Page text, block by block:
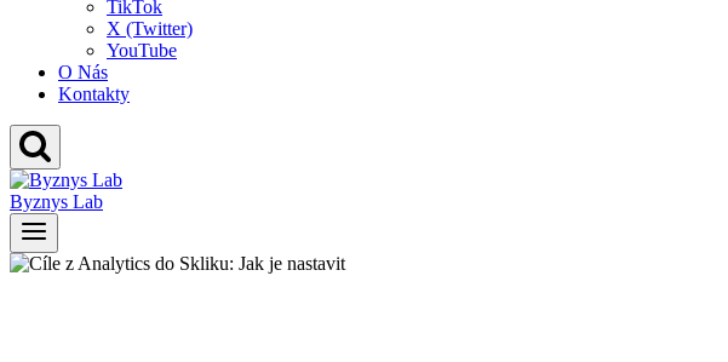
TikTok
X (Twitter)
YouTube
O Nás
Kontakty
Byznys Lab